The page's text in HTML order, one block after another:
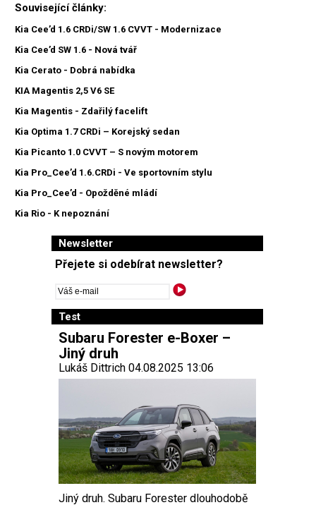
Související články:
Kia Cee’d 1.6 CRDi/SW 1.6 CVVT - Modernizace
Kia Cee’d SW 1.6 - Nová tvář
Kia Cerato - Dobrá nabídka
KIA Magentis 2,5 V6 SE
Kia Magentis - Zdařilý facelift
Kia Optima 1.7 CRDi – Korejský sedan
Kia Picanto 1.0 CVVT – S novým motorem
Kia Pro_Cee’d 1.6.CRDi - Ve sportovním stylu
Kia Pro_Cee’d - Opožděné mládí
Kia Rio - K nepoznání
Newsletter
Přejete si odebírat newsletter?
Test
Subaru Forester e-Boxer –
Jiný druh
Lukáš Dittrich 04.08.2025 13:06
Jiný druh. Subaru Forester dlouhodobě